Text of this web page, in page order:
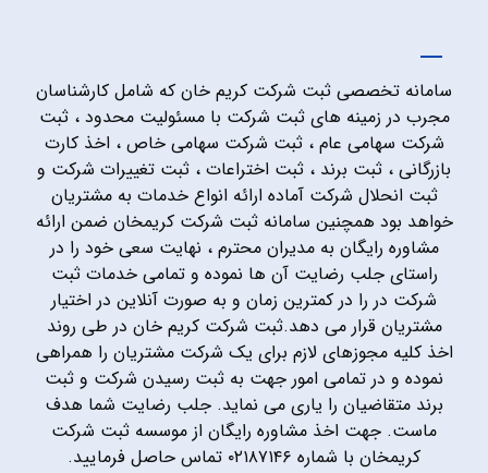
سامانه تخصصی ثبت شرکت کریم خان که شامل کارشناسان
مجرب در زمینه های ثبت شرکت با مسئولیت محدود ، ثبت
شرکت سهامی عام ، ثبت شرکت سهامی خاص ، اخذ کارت
بازرگانی ، ثبت برند ، ثبت اختراعات ، ثبت تغییرات شرکت و
ثبت انحلال شرکت آماده ارائه انواع خدمات به مشتریان
خواهد بود همچنین سامانه ثبت شرکت کریمخان ضمن ارائه
مشاوره رایگان به مدیران محترم ، نهایت سعی خود را در
راستای جلب رضایت آن ها نموده و تمامی خدمات ثبت
شرکت در را در کمترین زمان و به صورت آنلاین در اختیار
مشتریان قرار می دهد.ثبت شرکت کریم خان در طی روند
اخذ کلیه مجوزهای لازم برای یک شرکت مشتریان را همراهی
نموده و در تمامی امور جهت به ثبت رسیدن شرکت و ثبت
برند متقاضیان را یاری می نماید. جلب رضایت شما هدف
ماست. جهت اخذ مشاوره رایگان از موسسه ثبت شرکت
کریمخان با شماره ۰۲۱۸۷۱۴۶ تماس حاصل فرمایید.